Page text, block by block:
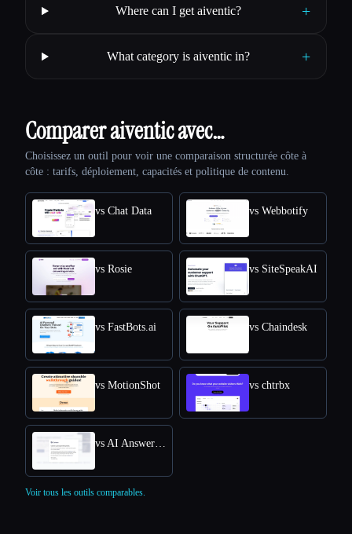
Where can I get aiventic? +
What category is aiventic in? +
Comparer aiventic avec…
Choisissez un outil pour voir une comparaison structurée côte à
côte : tarifs, déploiement, capacités et politique de contenu.
vs Chat Data vs Webbotify
vs Rosie vs SiteSpeakAI
vs FastBots.ai vs Chaindesk
vs MotionShot vs chtrbx
vs AI Answers by Cohere
Voir tous les outils comparables.